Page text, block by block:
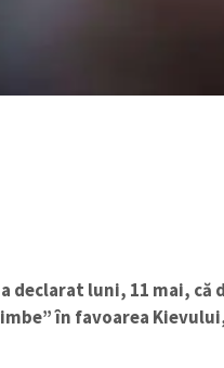
declarat luni, 11 mai,
în favoarea